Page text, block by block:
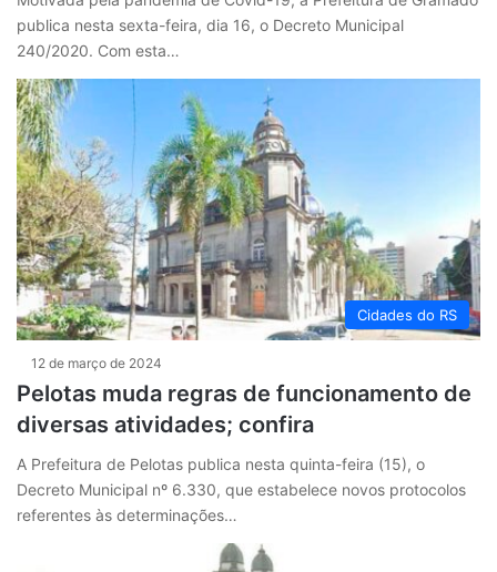
publica nesta sexta-feira, dia 16, o Decreto Municipal
240/2020. Com esta…
Cidades do RS
12 de março de 2024
Pelotas muda regras de funcionamento de
diversas atividades; confira
A Prefeitura de Pelotas publica nesta quinta-feira (15), o
Decreto Municipal nº 6.330, que estabelece novos protocolos
referentes às determinações…